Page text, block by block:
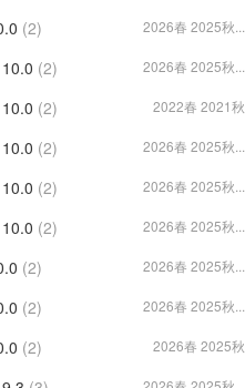
(2) 2026春 2025秋...
10.0 (2) 2026春 2025秋...
10.0 (2) 2022春 2021秋
10.0 (2) 2026春 2025秋...
10.0 (2) 2026春 2025秋...
10.0 (2) 2026春 2025秋...
(2) 2026春 2025秋...
(2) 2026春 2025秋...
(2) 2026春 2025秋